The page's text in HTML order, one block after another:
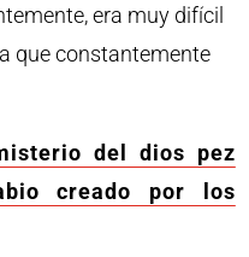
era muy difícil
que constantemente
del dios pez
creado por los